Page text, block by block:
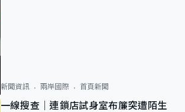
新聞資訊 兩岸國際 首頁新聞
一線搜查｜連鎖店試身室布簾突遭陌生